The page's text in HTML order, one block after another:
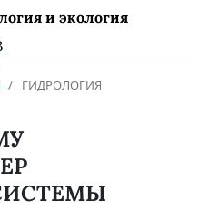
и экология
/ ГИДРОЛОГИЯ